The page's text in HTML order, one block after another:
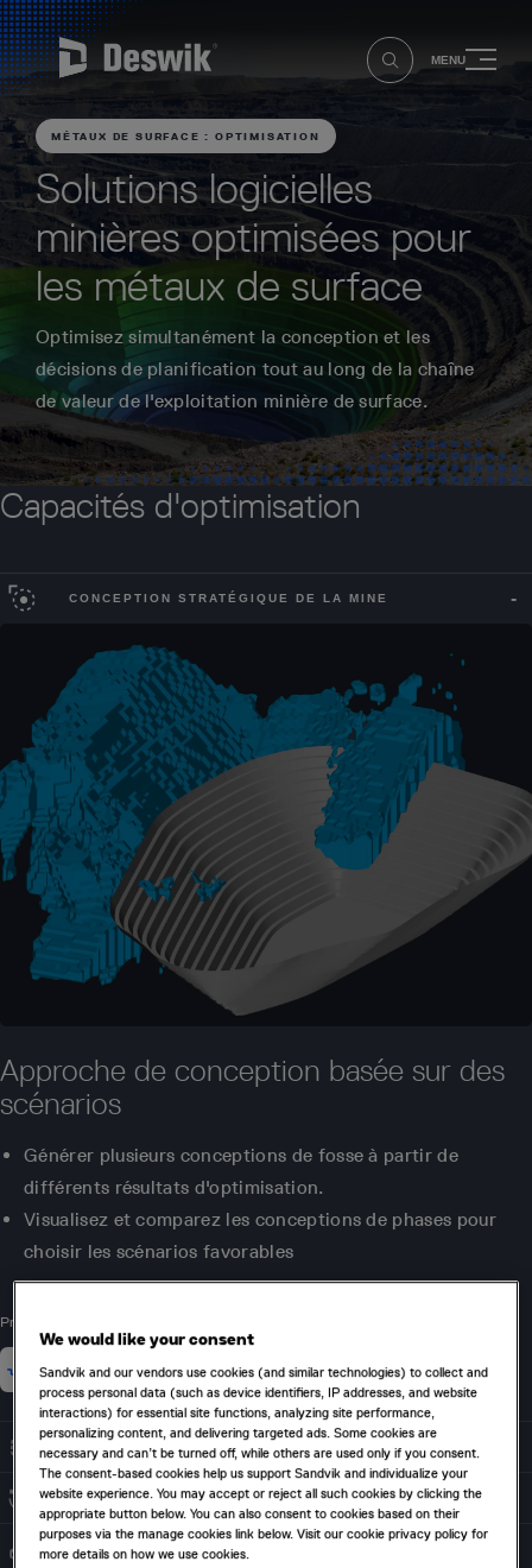
MENU
MÉTAUX DE SURFACE : OPTIMISATION
Solutions logicielles
minières optimisées pour
les métaux de surface
Optimisez simultanément la conception et les
décisions de planification tout au long de la chaîne
de valeur de l'exploitation minière de surface.
Capacités d'optimisation
CONCEPTION STRATÉGIQUE DE LA MINE
Approche de conception basée sur des
scénarios
Générer plusieurs conceptions de fosse à partir de
différents résultats d'optimisation.
Visualisez et comparez les conceptions de phases pour
choisir les scénarios favorables
Produits associés
OPTIMISATION DES FOUILLES
PLANIFICATION DIRECTE DES BLOCS
GÉNÉRATION DE PHASE
We would like your consent
Sandvik and our vendors use cookies (and similar technologies) to collect and
process personal data (such as device identifiers, IP addresses, and website
interactions) for essential site functions, analyzing site performance,
personalizing content, and delivering targeted ads. Some cookies are
necessary and can’t be turned off, while others are used only if you consent.
The consent-based cookies help us support Sandvik and individualize your
website experience. You may accept or reject all such cookies by clicking the
appropriate button below. You can also consent to cookies based on their
purposes via the manage cookies link below. Visit our cookie privacy policy for
more details on how we use cookies.